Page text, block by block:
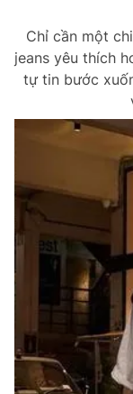
Chỉ cần một
jeans yêu thích
tự tin bước